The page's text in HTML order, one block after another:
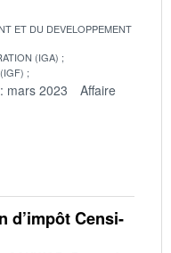
ET DU DEVELOPPEMENT
(IGA)
mars 2023
Affaire
d’impôt Censi-